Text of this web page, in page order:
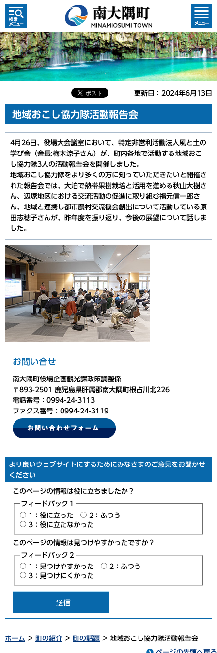
検索・
共通メ
ニュー
コンテ
ンツメ
ニュー
更新日：2024年6月13日
地域おこし協力隊活動報告会
4月26日、役場大会議室において、特定非営利活動法人風と土の
学び舎（舎長:梅木涼子さん）が、町内各地で活動する地域おこ
し協力隊3人の活動報告会を開催しました。
地域おこし協力隊をより多くの方に知っていただきたいと開催さ
れた報告会では、大泊で熱帯果樹栽培と活用を進める秋山大樹さ
ん、辺塚地区における交流活動の促進に取り組む福元信一郎さ
ん、地域と連携し都市農村交流機会創出について活動している原
田志穂子さんが、昨年度を振り返り、今後の展望について話しま
した。
お問い合せ
南大隅町役場企画観光課政策調整係
〒893-2501 鹿児島県肝属郡南大隅町根占川北226
電話番号：0994-24-3113
ファクス番号：0994-24-3119
より良いウェブサイトにするためにみなさまのご意見をお聞かせ
ください
このページの情報は役に立ちましたか？
フィードバック１
1：役に立った
2：ふつう
3：役に立たなかった
このページの情報は見つけやすかったですか？
フィードバック２
1：見つけやすかった
2：ふつう
3：見つけにくかった
ホーム > 町の紹介 > 町の話題 > 地域おこし協力隊活動報告会